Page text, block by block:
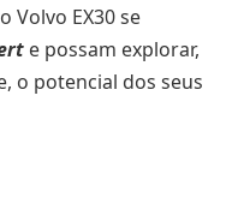
Volvo EX30 se
e possam explorar,
o potencial dos seus